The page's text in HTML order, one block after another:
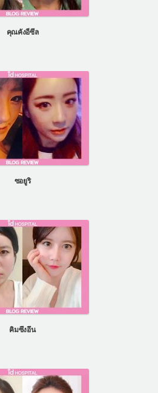
คุณคังอีซึล
ซอยูริ
คิมซึงอึน